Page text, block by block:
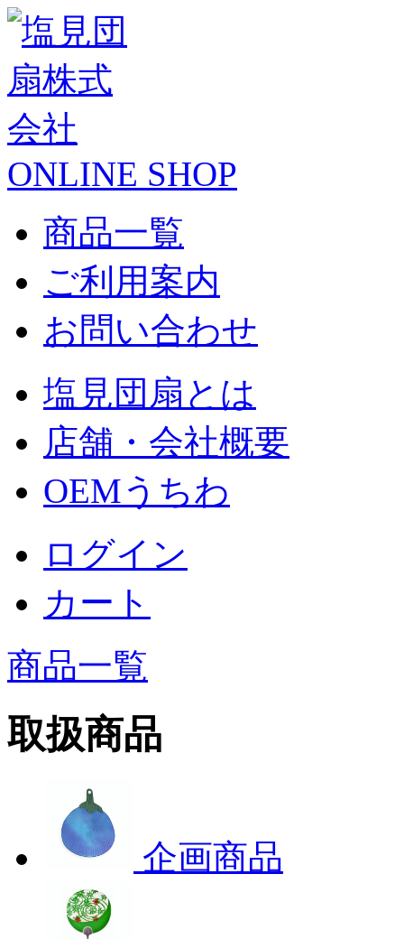
ONLINE SHOP
商品一覧
ご利用案内
お問い合わせ
塩見団扇とは
店舗・会社概要
OEMうちわ
ログイン
カート
商品一覧
取扱商品
企画商品